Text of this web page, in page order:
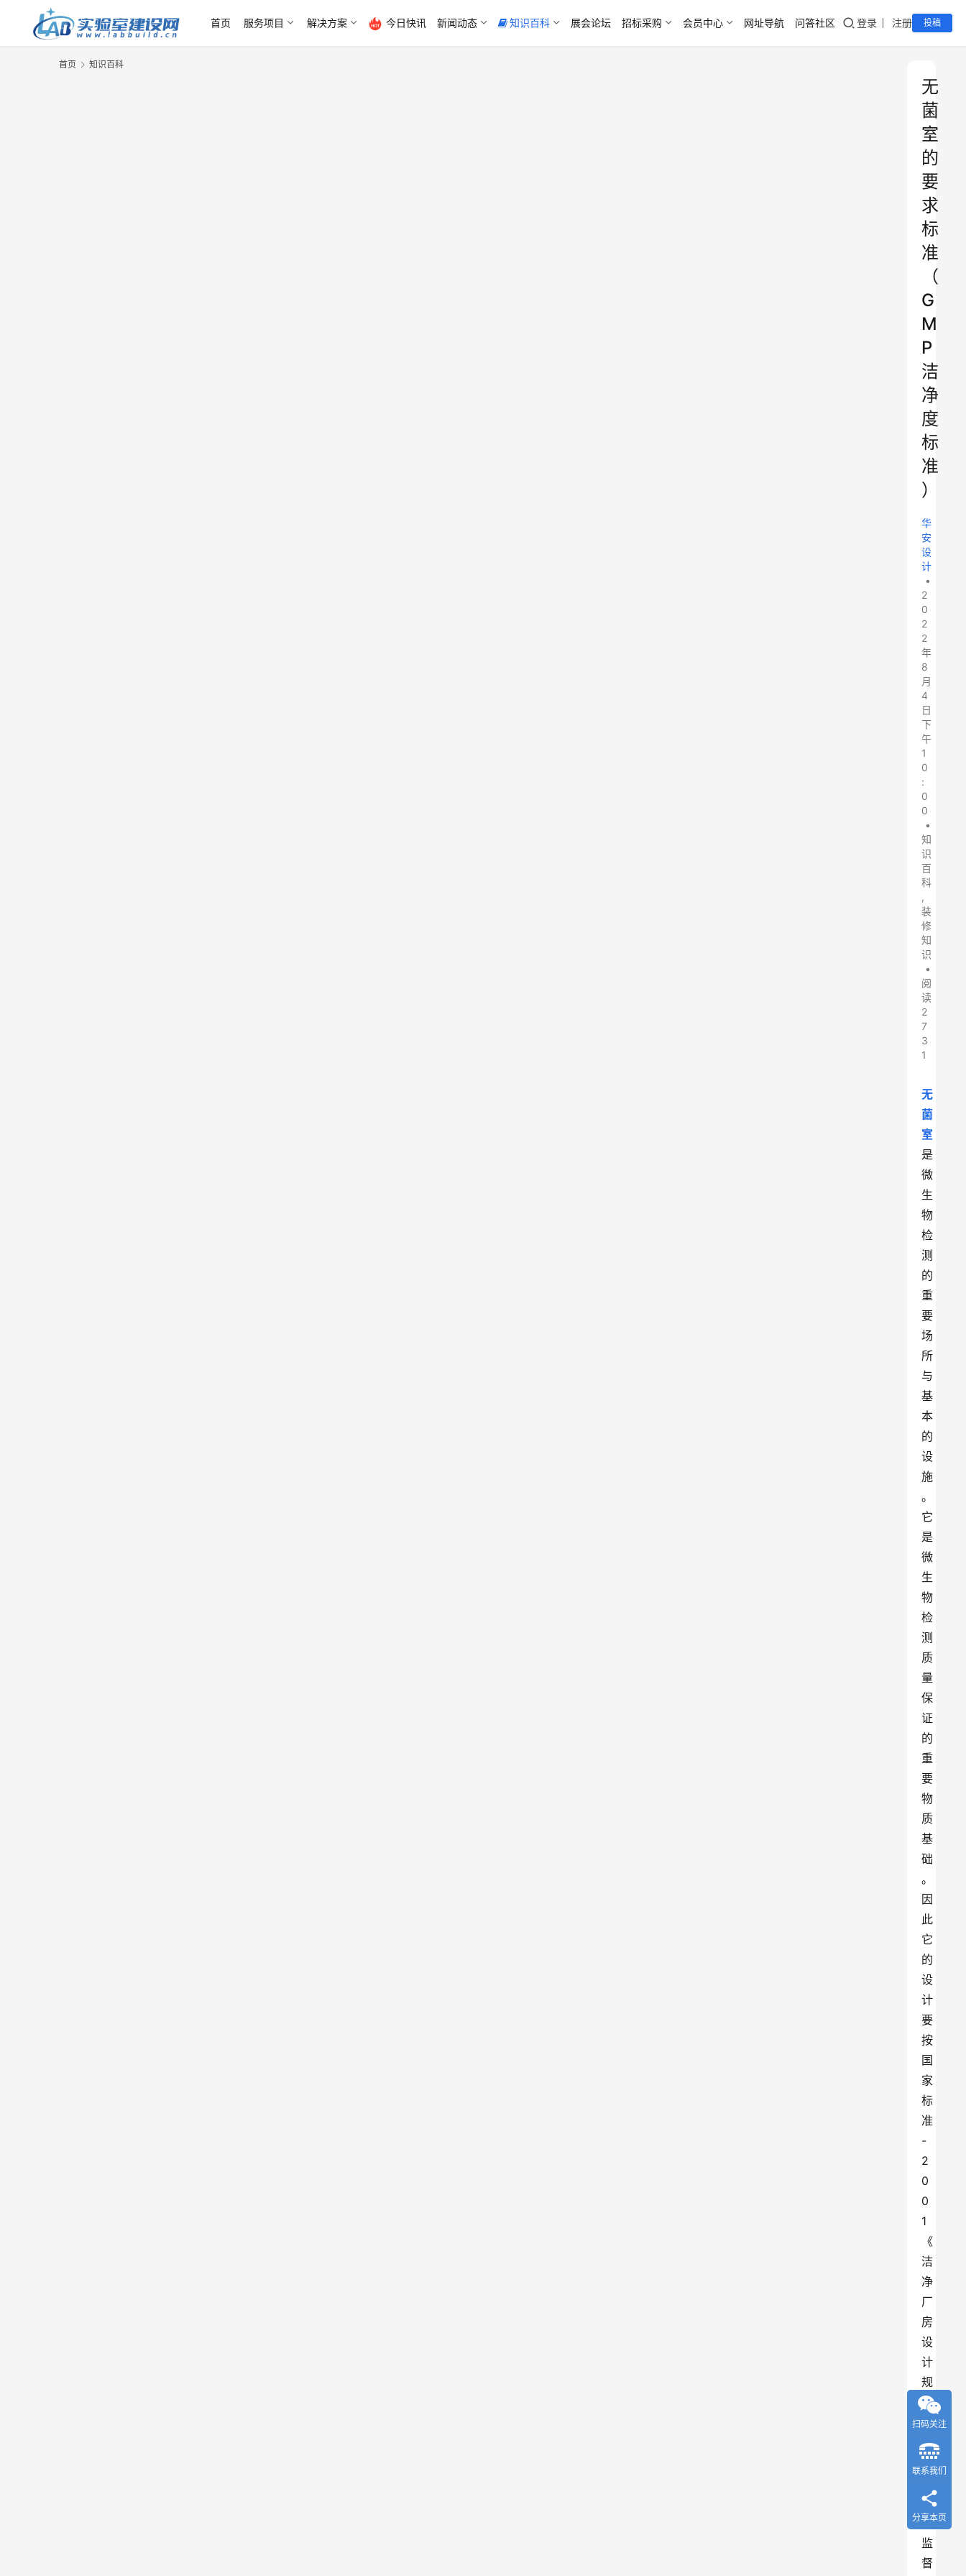
首页 服务项目 解决方案 今日快讯 新闻动态 知识百科 展会论坛 招标采购 会员中心 网址导航 问答社区 登录 注册 投稿
首页 知识百科
无
菌
室
的
要
求
标
准
（
G
M
P
洁
净
度
标
准
）
华
安
设
计
•
2
0
2
2
年
8
月
4
日
下
午
1
0
:
0
0
•
知
识
百
科
,
装
修
知
识
•
阅
读
2
7
3
1
无
菌
室
是
微
生
物
检
测
的
重
要
场
所
与
基
本
的
设
施
。
它
是
微
生
物
检
测
质
量
保
证
的
重
要
物
质
基
础
。
因
此
它
的
设
计
要
按
国
家
标
准
-
2
0
0
1
《
洁
净
厂
房
设
计
规
范
》
、
国
药
品
监
督
扫码关注
联系我们
分享本页